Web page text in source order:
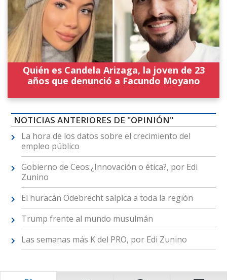
Quién es Candela Arizaga, la joven de 23
años que denunció a Facundo Moyano
NOTICIAS ANTERIORES DE "OPINIÓN"
La hora de los datos sobre el crecimiento del
empleo público
Gobierno de Ceos:¿Innovación o ética?, por Edi
Zunino
El huracán Odebrecht salpica a toda la región
Trump frente al mundo musulmán
Las semanas más K del PRO, por Edi Zunino